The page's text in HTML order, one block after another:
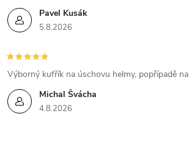
Pavel Kusák
5.8.2026
Michal Švácha
4.8.2026
Výborný kufřík na úschovu helmy, popřípadě